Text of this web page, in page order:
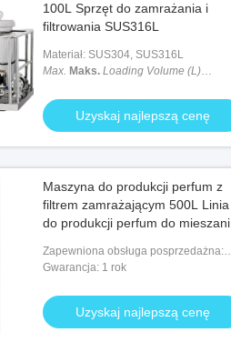
100L Sprzęt do zamrażania i
filtrowania SUS316L
Materiał: SUS304, SUS316L
Max. Maks. Loading Volume (L)
Uzyskaj najlepszą cenę
Maszyna do produkcji perfum z
filtrem zamrażającym 500L Linia
do produkcji perfum do mieszania
Zapewniona obsługa posprzedażna:
Inżynierowie dostępni do obsługi
Gwarancja: 1 rok
Uzyskaj najlepszą cenę